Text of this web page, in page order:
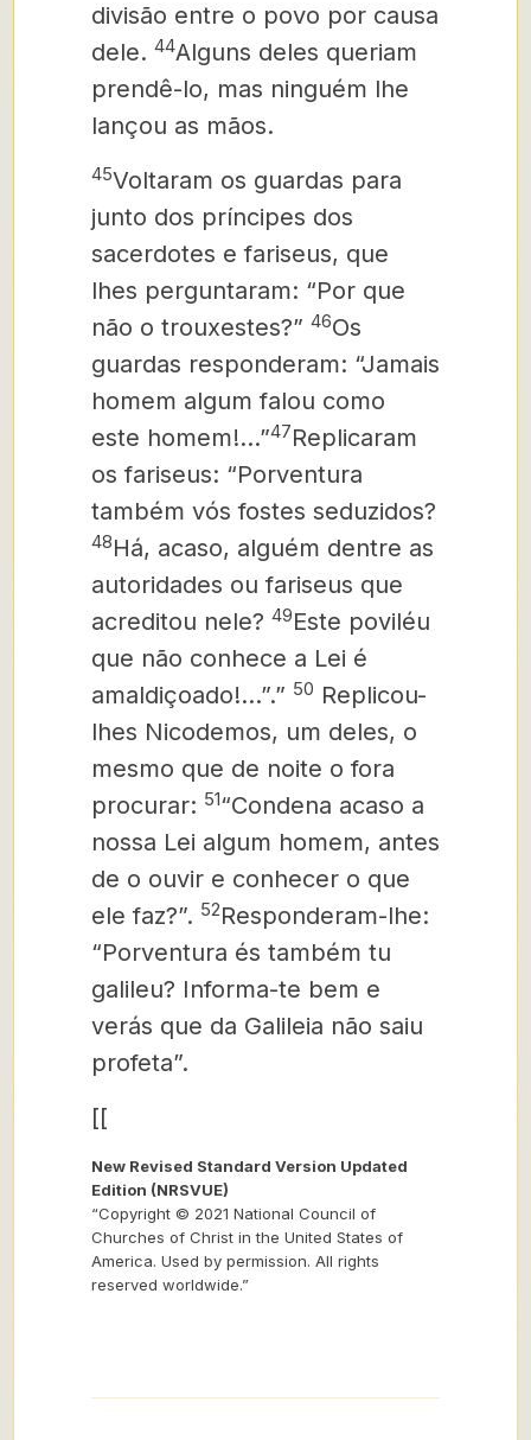
divisão entre o povo por causa
dele. 44Alguns deles queriam
prendê-lo, mas ninguém lhe
lançou as mãos.
45Voltaram os guardas para
junto dos príncipes dos
sacerdotes e fariseus, que
lhes perguntaram: “Por que
não o trouxestes?” 46Os
guardas responderam: “Jamais
homem algum falou como
este homem!…”47Replicaram
os fariseus: “Porventura
também vós fostes seduzidos?
48Há, acaso, alguém dentre as
autoridades ou fariseus que
acreditou nele? 49Este poviléu
que não conhece a Lei é
amaldiçoado!…”.” 50 Replicou-
lhes Nicodemos, um deles, o
mesmo que de noite o fora
procurar: 51“Condena acaso a
nossa Lei algum homem, antes
de o ouvir e conhecer o que
ele faz?”. 52Responderam-lhe:
“Porventura és também tu
galileu? Informa-te bem e
verás que da Galileia não saiu
profeta”.
[[
New Revised Standard Version Updated
Edition (NRSVUE)
“Copyright © 2021 National Council of
Churches of Christ in the United States of
America. Used by permission. All rights
reserved worldwide.”